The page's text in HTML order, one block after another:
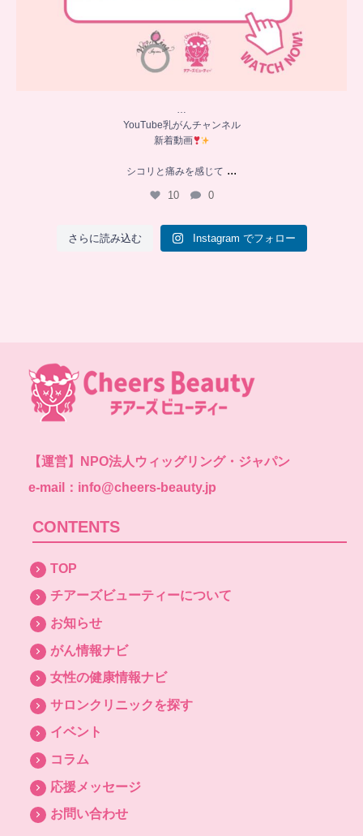
…
YouTube乳がんチャンネル
新着動画
シコリと痛みを感じて ...
10 0
さらに読み込む Instagram でフォロー
【運営】
NPO法人ウィッグリング・ジャパン
e-mail：info@cheers-beauty.jp
CONTENTS
TOP
チアーズビューティーについて
お知らせ
がん情報ナビ
女性の健康情報ナビ
サロンクリニックを探す
イベント
コラム
応援メッセージ
お問い合わせ